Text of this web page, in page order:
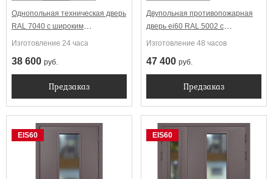
Однопольная техническая дверь
RAL 7040 с широким
стеклопакетом (остекленная
Изготовление 24 часа
38 600 руб.
Предзаказ
Двупольная противопожарная
дверь ei60 RAL 5002 с
квадратными стеклопакетами
Изготовление 48 часов
47 400 руб.
Предзаказ
EIS60 EIS60